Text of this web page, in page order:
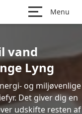
Menu
vand
Lyng
og miljøvenlige
Det giver dig en
udskifte resten af